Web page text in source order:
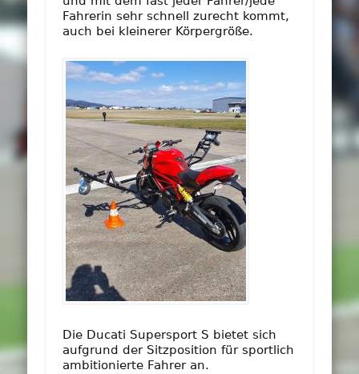
Fahrerin sehr schnell zurecht kommt,
auch bei kleinerer Körpergröße.
Die Ducati Supersport S bietet sich
aufgrund der Sitzposition für sportlich
ambitionierte Fahrer an.